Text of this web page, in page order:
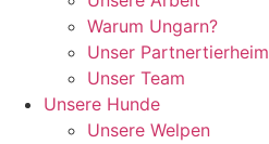
Warum Ungarn?
Unser Partnertierheim
Unser Team
Unsere Hunde
Unsere Welpen